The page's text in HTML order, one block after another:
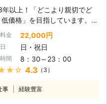
くお願いいたします。 【パ
精密機械です】 周辺機器を
た時、うまく接続出来ないとい
はございませんか？ただ間違
だけであれば、大きな問題に
はあまりありません。しか
っていることに気付かずに無
とがあります。最悪の場合、
年以上！「どこより親切でど
低価格」を目指しています。高
ート率がお客様満足を実証！パ
修理・データ復旧・各種トラブ
パソコンサポートのことなら
ンサポーターズ」におまかせ
大阪を拠点に大阪・奈良全域
せください】 「パソコン・
金 22,000円
日・祝日
間 8：30～23：00
4.3 （3）
事 経験豊富